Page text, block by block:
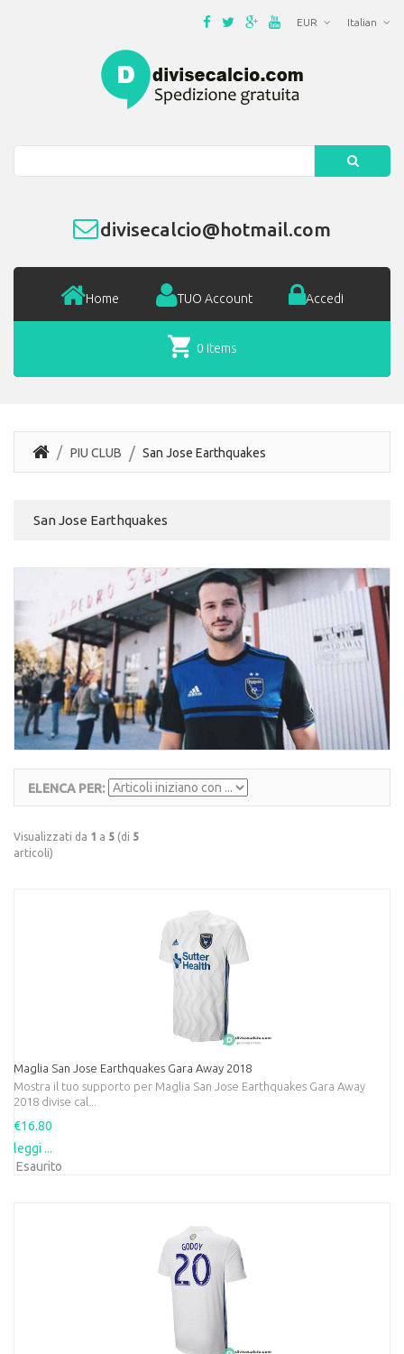
Italian
EUR
divisecalcio@hotmail.com
Home TUO Account Accedi
0 items
PIU CLUB San Jose Earthquakes
San Jose Earthquakes
ELENCA PER:
Visualizzati da 1 a 5 (di 5
articoli)
Maglia San Jose Earthquakes Gara Away 2018
Mostra il tuo supporto per Maglia San Jose Earthquakes Gara Away
2018 divise cal...
€16.80
leggi ...
Esaurito